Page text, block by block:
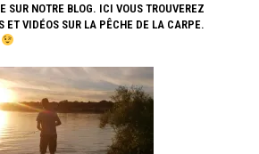
SUR NOTRE BLOG. ICI VOUS TROUVEREZ
ET VIDÉOS SUR LA PÊCHE DE LA CARPE.